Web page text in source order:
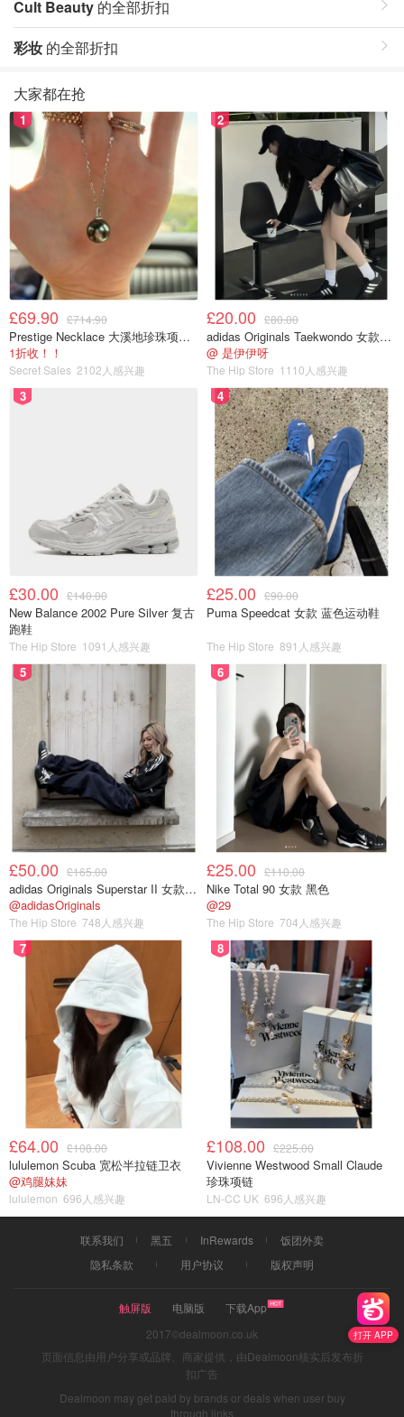
Cult Beauty 的全部折扣
彩妆 的全部折扣
打开 APP
大家都在抢
1
£69.90 £714.90
Prestige Necklace 大溪地珍珠项链 10-11mm
1折收！！
Secret Sales 2102人感兴趣
2
£20.00 £80.00
adidas Originals Taekwondo 女款黑色运动鞋
@ 是伊伊呀
The Hip Store 1110人感兴趣
3
£30.00 £140.00
New Balance 2002 Pure Silver 复古
跑鞋
The Hip Store 1091人感兴趣
4
£25.00 £90.00
Puma Speedcat 女款 蓝色运动鞋
The Hip Store 891人感兴趣
5
£50.00 £165.00
adidas Originals Superstar II 女款串珠休闲鞋 黑色
@adidasOriginals
The Hip Store 748人感兴趣
6
£25.00 £110.00
Nike Total 90 女款 黑色
@29
The Hip Store 704人感兴趣
7
£64.00 £108.00
lululemon Scuba 宽松半拉链卫衣
@鸡腿妹妹
lululemon 696人感兴趣
8
£108.00 £225.00
Vivienne Westwood Small Claude
珍珠项链
LN-CC UK 696人感兴趣
联系我们 黑五 InRewards
饭团外卖
隐私条款
用户协议 版权声明
触屏版 电脑版
下载App
2017©dealmoon.co.uk
页面信息由用户分享或品牌、商家提供，由Dealmoon核实后发布折
扣广告
Dealmoon may get paid by brands or deals when user buy
through links